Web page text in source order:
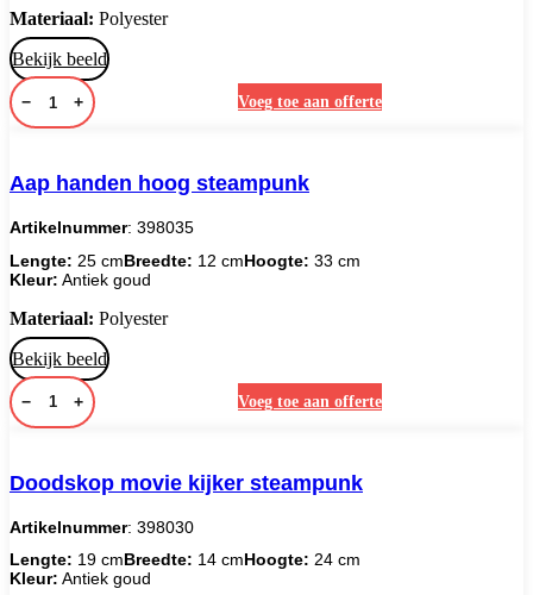
Materiaal: Polyester
Bekijk beeld
− + Voeg toe aan offerte
Aap handen hoog steampunk
Artikelnummer: 398035
Lengte: 25 cmBreedte: 12 cmHoogte: 33 cm
Kleur: Antiek goud
Materiaal: Polyester
Bekijk beeld
− + Voeg toe aan offerte
Doodskop movie kijker steampunk
Artikelnummer: 398030
Lengte: 19 cmBreedte: 14 cmHoogte: 24 cm
Kleur: Antiek goud